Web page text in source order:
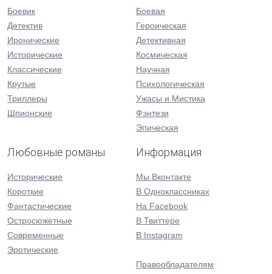
Боевик
Детектив
Иронические
Исторические
Классические
Крутые
Триллеры
Шпионские
Боевая
Героическая
Детективная
Космическая
Научная
Психологическая
Ужасы и Мистика
Фэнтези
Эпическая
Любовные романы
Исторические
Короткие
Фантастические
Остросюжетные
Современные
Эротические
Информация
Мы Вконтакте
В Одноклассниках
На Facebook
В Твиттере
В Instagram
Правообладателям